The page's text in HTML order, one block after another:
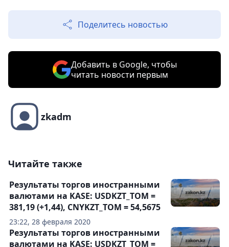
Поделитесь новостью
Добавить в Google, чтобы
читать новости первым
zkadm
Читайте также
23:22, 28 февраля 2020
Результаты торгов иностранными
валютами на KASE: USDKZT_TOM =
381,19 (+1,44), CNYKZT_TOM = 54,5675
Результаты торгов иностранными
валютами на KASE: USDKZT_TOM =